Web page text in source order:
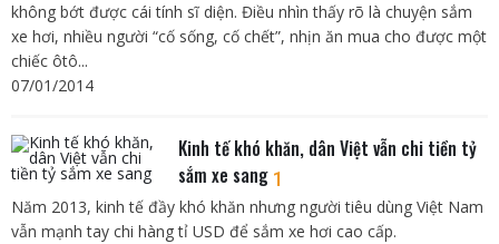
không bớt được cái tính sĩ diện. Điều nhìn thấy rõ là chuyện sắm
xe hơi, nhiều người “cố sống, cố chết”, nhịn ăn mua cho được một
chiếc ôtô...
07/01/2014
Kinh tế khó khăn, dân Việt vẫn chi tiền tỷ
sắm xe sang 1
Năm 2013, kinh tế đầy khó khăn nhưng người tiêu dùng Việt Nam
vẫn mạnh tay chi hàng tỉ USD để sắm xe hơi cao cấp.